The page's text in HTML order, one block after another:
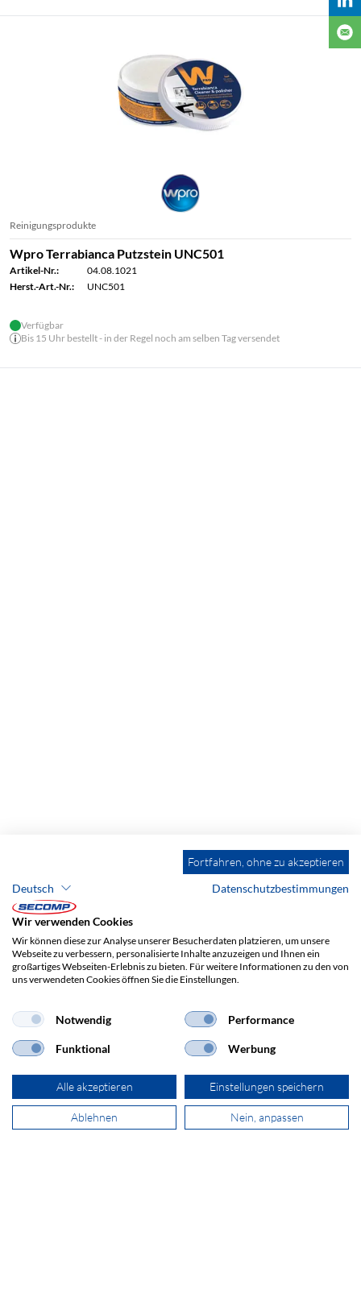
Reinigungsprodukte
Wpro Terrabianca Putzstein UNC501
Artikel-Nr.:
04.08.1021
Herst.-Art.-Nr.:
UNC501
Verfügbar
Bis 15 Uhr bestellt - in der Regel noch am selben Tag versendet
SECOMP AG
Grindelstrasse 6
8303 Bassersdorf
verkauf@secomp.ch
Fortfahren, ohne zu akzeptieren
Deutsch
Datenschutzbestimmungen
Wir verwenden Cookies
Wir können diese zur Analyse unserer Besucherdaten platzieren, um unsere
Webseite zu verbessern, personalisierte Inhalte anzuzeigen und Ihnen ein
großartiges Webseiten-Erlebnis zu bieten. Für weitere Informationen zu den von
uns verwendeten Cookies öffnen Sie die Einstellungen.
Notwendig Performance
Funktional Werbung
Alle akzeptieren Einstellungen speichern
Ablehnen Nein, anpassen